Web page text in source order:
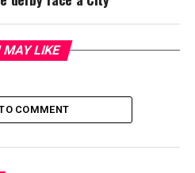
MAY LIKE
COMMENT